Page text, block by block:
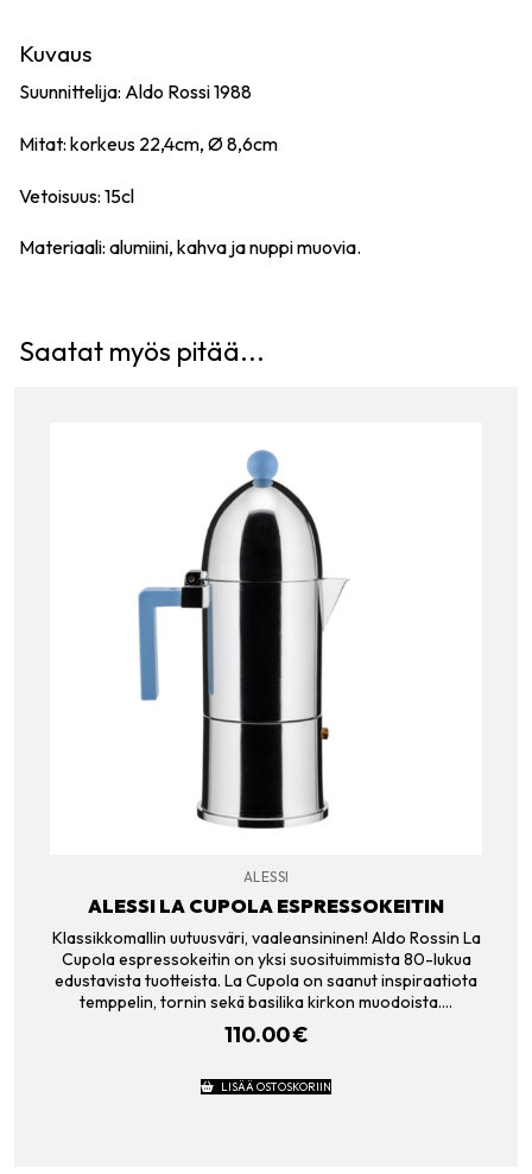
Kuvaus
Suunnittelija: Aldo Rossi 1988
Mitat: korkeus 22,4cm, Ø 8,6cm
Vetoisuus: 15cl
Materiaali: alumiini, kahva ja nuppi muovia.
Saatat myös pitää...
ALESSI
ALESSI LA CUPOLA ESPRESSOKEITIN
Klassikkomallin uutuusväri, vaaleansininen! Aldo Rossin La
Cupola espressokeitin on yksi suosituimmista 80-lukua
edustavista tuotteista. La Cupola on saanut inspiraatiota
temppelin, tornin sekä basilika kirkon muodoista.…
110.00€
LISÄÄ OSTOSKORIIN